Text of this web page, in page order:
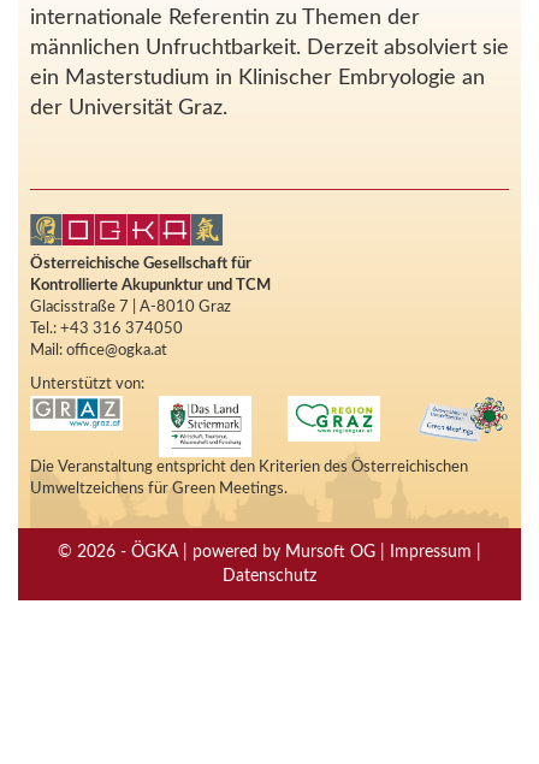
internationale Referentin zu Themen der
männlichen Unfruchtbarkeit. Derzeit absolviert sie
ein Masterstudium in Klinischer Embryologie an
der Universität Graz.
Österreichische Gesellschaft für
Kontrollierte Akupunktur und TCM
Glacisstraße 7 | A-8010 Graz
Tel.: +43 316 374050
Mail: office@ogka.at
Unterstützt von:
Die Veranstaltung entspricht den Kriterien des Österreichischen
Umweltzeichens für Green Meetings.
© 2026 - ÖGKA | powered by Mursoft OG | Impressum |
Datenschutz